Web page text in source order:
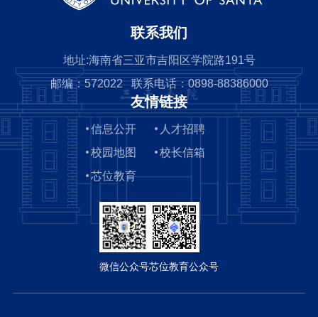
联系我们
地址:海南省三亚市吉阳区学院路191号
邮编：572022 联系电话：0898-88386000
友情链接
信息公开
人才招聘
校园地图
校长信箱
芯位教育
微信公众号芯位教育公众号